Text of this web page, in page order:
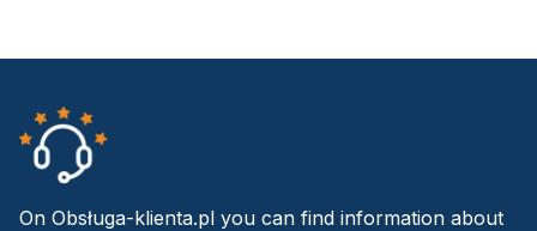
On Obsługa-klienta.pl you can find information about